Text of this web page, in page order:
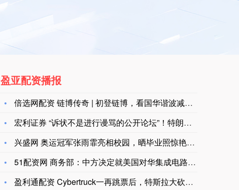
市场资讯：亚马逊云科技（AWS）要求工程师减少CPU资源浪费，算力需求激增造成EC2算力资源紧张。部分工程师申请服务器，过去数小时即可到位，如今需要等待数日。
市场资讯：亚马逊云科技（AWS）要求工程师减少CPU资源
盈亚配资播报
倍选网配资 链博传奇 | 初登链博，看国华谐波减速器“突破技
宏利证券 “诉状不是进行谩骂的公开论坛”！特朗普诉《纽约时报
兴盛网 奥运冠军张雨霏亮相校园，晒毕业照惊艳众人，青春与荣
51配资网 商务部：中方决定就美国对华集成电路领域相关措施发
盈利通配资 Cybertruck一再跳票后，特斯拉大砍高镍电